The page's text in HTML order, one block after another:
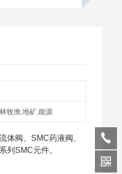
牧渔,地矿,能源
体阀、SMC药液阀、
列SMC元件。